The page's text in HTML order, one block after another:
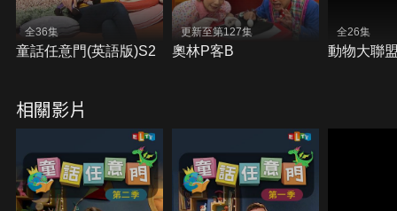
全36集
童話任意門(英語版)S2
更新至第127集
奧林P客B
全26集
動物大聯
相關影片